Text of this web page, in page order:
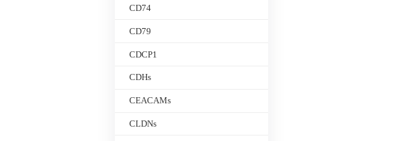
CD74
CD79
CDCP1
CDHs
CEACAMs
CLDNs